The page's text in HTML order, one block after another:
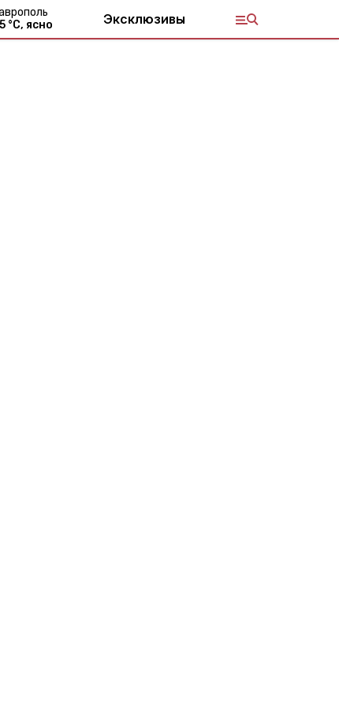
°С, ясно Эксклюзивы